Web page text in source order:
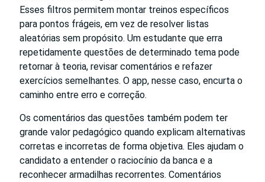
Esses filtros permitem montar treinos específicos
para pontos frágeis, em vez de resolver listas
aleatórias sem propósito. Um estudante que erra
repetidamente questões de determinado tema pode
retornar à teoria, revisar comentários e refazer
exercícios semelhantes. O app, nesse caso, encurta o
caminho entre erro e correção.
Os comentários das questões também podem ter
grande valor pedagógico quando explicam alternativas
corretas e incorretas de forma objetiva. Eles ajudam o
candidato a entender o raciocínio da banca e a
reconhecer armadilhas recorrentes. Comentários